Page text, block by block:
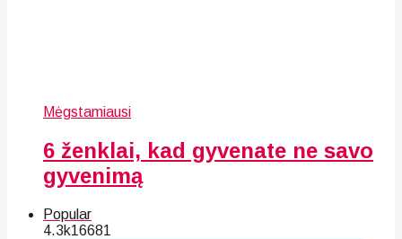
Mėgstamiausi
6 ženklai, kad gyvenate ne savo
gyvenimą
Popular
4.3k16681